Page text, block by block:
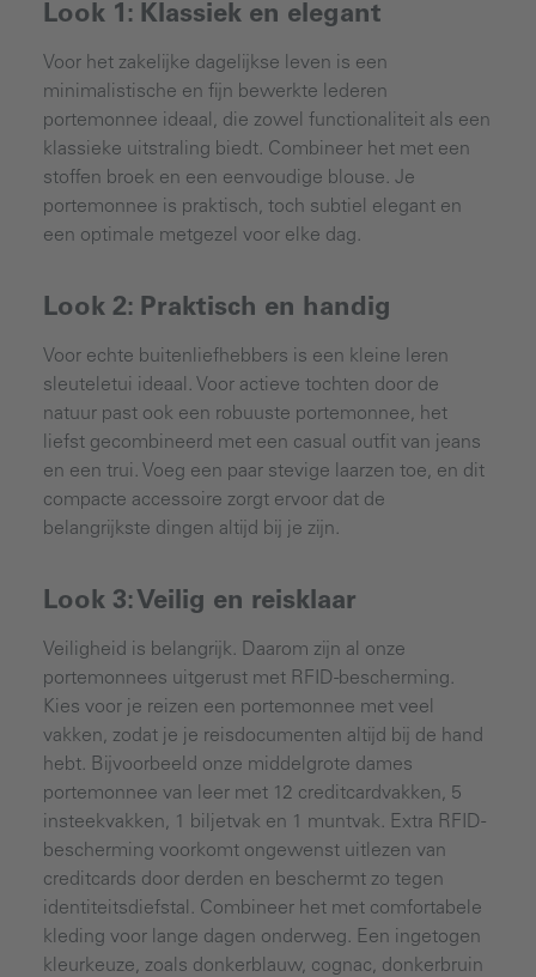
Look 1: Klassiek en elegant
Voor het zakelijke dagelijkse leven is een
minimalistische en fijn bewerkte lederen
portemonnee ideaal, die zowel functionaliteit als een
klassieke uitstraling biedt. Combineer het met een
stoffen broek en een eenvoudige blouse. Je
portemonnee is praktisch, toch subtiel elegant en
een optimale metgezel voor elke dag.
Look 2: Praktisch en handig
Voor echte buitenliefhebbers is een kleine leren
sleuteletui ideaal. Voor actieve tochten door de
natuur past ook een robuuste portemonnee, het
liefst gecombineerd met een casual outfit van jeans
en een trui. Voeg een paar stevige laarzen toe, en dit
compacte accessoire zorgt ervoor dat de
belangrijkste dingen altijd bij je zijn.
Look 3: Veilig en reisklaar
Veiligheid is belangrijk. Daarom zijn al onze
portemonnees uitgerust met RFID-bescherming.
Kies voor je reizen een portemonnee met veel
vakken, zodat je je reisdocumenten altijd bij de hand
hebt. Bijvoorbeeld onze middelgrote dames
portemonnee van leer met 12 creditcardvakken, 5
insteekvakken, 1 biljetvak en 1 muntvak. Extra RFID-
bescherming voorkomt ongewenst uitlezen van
creditcards door derden en beschermt zo tegen
identiteitsdiefstal. Combineer het met comfortabele
kleding voor lange dagen onderweg. Een ingetogen
kleurkeuze, zoals donkerblauw, cognac, donkerbruin